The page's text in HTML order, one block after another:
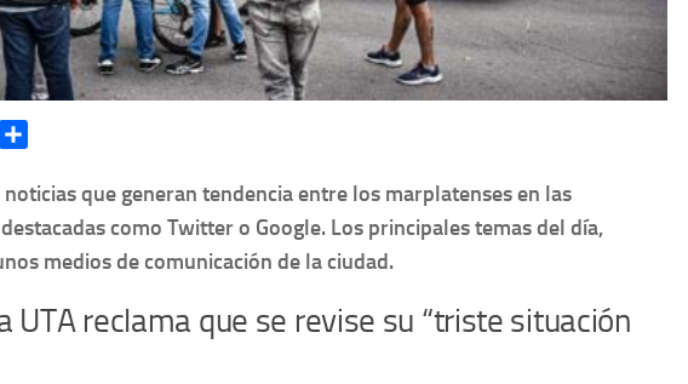
WhatsApp
noticias que generan tendencia entre los marplatenses en las
como Twitter o Google. Los principales temas del día,
medios de comunicación de la ciudad.
UTA reclama que se revise su “triste situación